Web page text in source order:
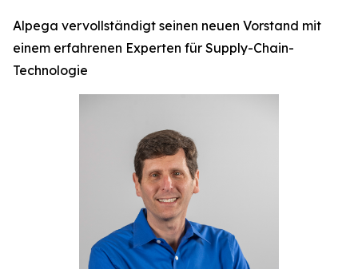
Alpega vervollständigt seinen neuen Vorstand mit
einem erfahrenen Experten für Supply-Chain-
Technologie